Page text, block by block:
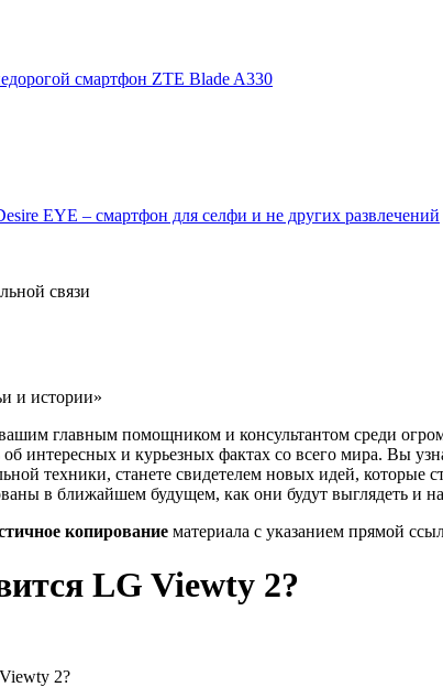
смартфон ZTE Blade A330
EYE – смартфон для селфи и не других развлечений
связи
и истории»
главным помощником и консультантом среди
интересных и курьезных фактах со всего мира. Вы
техники, станете свидетелем новых идей, которые
в ближайшем будущем, как они будут выглядеть и
копирование материала с указанием прямой
LG Viewty 2?